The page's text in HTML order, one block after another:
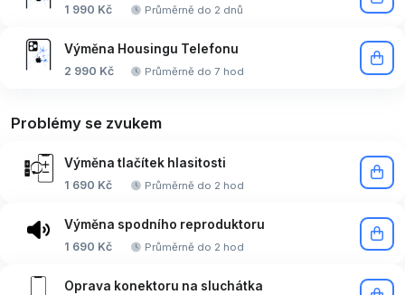
1 990 Kč Průměrně do 2 dnů
Výměna Housingu Telefonu
2 990 Kč Průměrně do 7 hod
Problémy se zvukem
Výměna tlačítek hlasitosti
1 690 Kč Průměrně do 2 hod
Výměna spodního reproduktoru
1 690 Kč Průměrně do 2 hod
Oprava konektoru na sluchátka